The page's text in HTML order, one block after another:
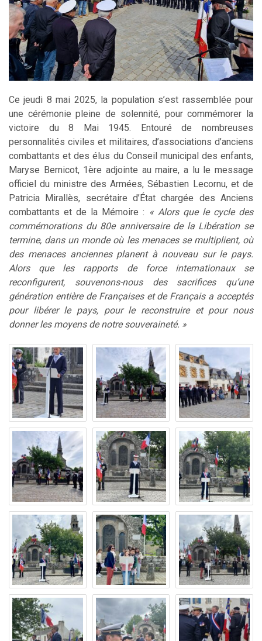
Ce jeudi 8 mai 2025, la population s’est rassemblée pour
une cérémonie pleine de solennité, pour commémorer la
victoire du 8 Mai 1945. Entouré de nombreuses
personnalités civiles et militaires, d’associations d’anciens
combattants et des élus du Conseil municipal des enfants,
Maryse Bernicot, 1ère adjointe au maire, a lu le message
officiel du ministre des Armées, Sébastien Lecornu, et de
Patricia Mirallès, secrétaire d’État chargée des Anciens
combattants et de la Mémoire : « Alors que le cycle des
commémorations du 80e anniversaire de la Libération se
termine, dans un monde où les menaces se multiplient, où
des menaces anciennes planent à nouveau sur le pays.
Alors que les rapports de force internationaux se
reconfigurent, souvenons-nous des sacrifices qu’une
génération entière de Françaises et de Français a acceptés
pour libérer le pays, pour le reconstruire et pour nous
donner les moyens de notre souveraineté. »